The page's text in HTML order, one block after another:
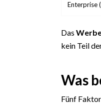
Enterprise
Das
kein Teil
Was
Fünf